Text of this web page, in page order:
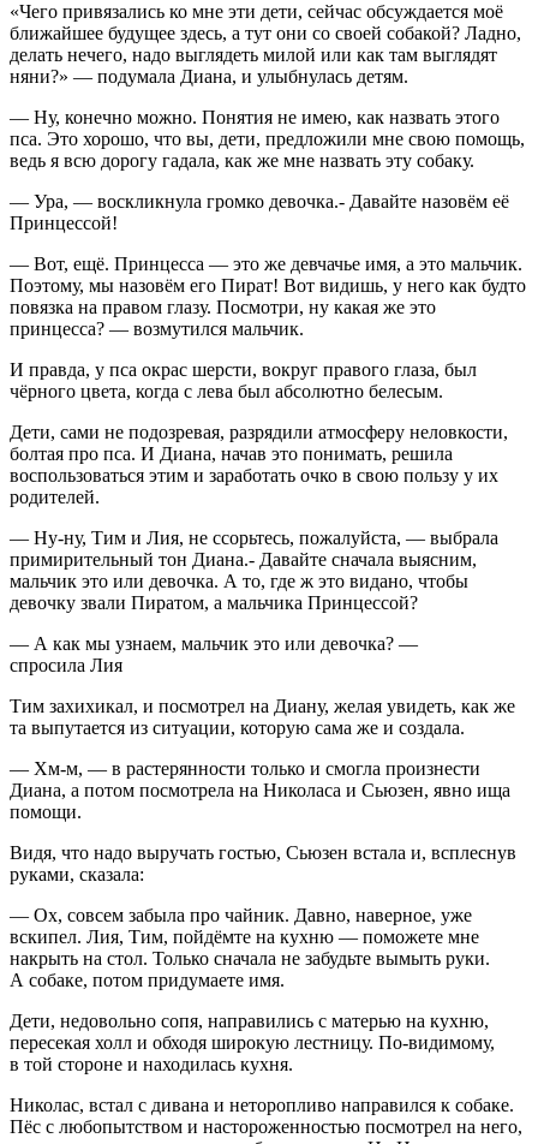
«Чего привязались ко мне эти дети, сейчас обсуждается моё
ближайшее будущее здесь, а тут они со своей собакой? Ладно,
делать нечего, надо выглядеть милой или как там выглядят
няни?» — подумала Диана, и улыбнулась детям.
— Ну, конечно можно. Понятия не имею, как назвать этого
пса. Это хорошо, что вы, дети, предложили мне свою помощь,
ведь я всю дорогу гадала, как же мне назвать эту собаку.
— Ура, — воскликнула громко девочка.- Давайте назовём её
Принцессой!
— Вот, ещё. Принцесса — это же девчачье имя, а это мальчик.
Поэтому, мы назовём его Пират! Вот видишь, у него как будто
повязка на правом глазу. Посмотри, ну какая же это
принцесса? — возмутился мальчик.
И правда, у пса окрас шерсти, вокруг правого глаза, был
чёрного цвета, когда с лева был абсолютно белесым.
Дети, сами не подозревая, разрядили атмосферу неловкости,
болтая про пса. И Диана, начав это понимать, решила
воспользоваться этим и заработать очко в свою пользу у их
родителей.
— Ну-ну, Тим и Лия, не ссорьтесь, пожалуйста, — выбрала
примирительный тон Диана.- Давайте сначала выясним,
мальчик это или девочка. А то, где ж это видано, чтобы
девочку звали Пиратом, а мальчика Принцессой?
— А как мы узнаем, мальчик это или девочка? —
спросила Лия
Тим захихикал, и посмотрел на Диану, желая увидеть, как же
та выпутается из ситуации, которую сама же и создала.
— Хм-м, — в растерянности только и смогла произнести
Диана, а потом посмотрела на Николаса и Сьюзен, явно ища
помощи.
Видя, что надо выручать гостью, Сьюзен встала и, всплеснув
руками, сказала:
— Ох, совсем забыла про чайник. Давно, наверное, уже
вскипел. Лия, Тим, пойдёмте на кухню — поможете мне
накрыть на стол. Только сначала не забудьте вымыть руки.
А собаке, потом придумаете имя.
Дети, недовольно сопя, направились с матерью на кухню,
пересекая холл и обходя широкую лестницу. По-видимому,
в той стороне и находилась кухня.
Николас, встал с дивана и неторопливо направился к собаке.
Пёс с любопытством и настороженностью посмотрел на него,